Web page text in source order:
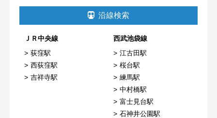
沿線検索
ＪＲ中央線
荻窪駅
西荻窪駅
吉祥寺駅
西武池袋線
江古田駅
桜台駅
練馬駅
中村橋駅
富士見台駅
石神井公園駅